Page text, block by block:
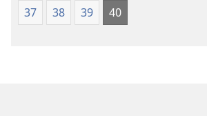
37
38 39 40